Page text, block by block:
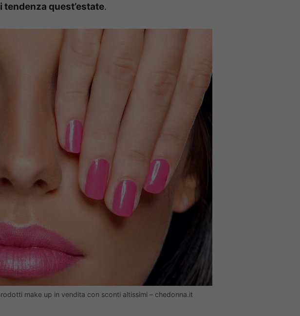
quest’estate.
make up in vendita con sconti altissimi – chedonna.it